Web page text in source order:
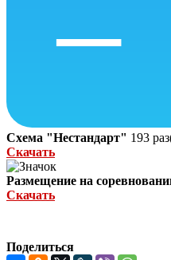
Схема "Нестандарт" 193
Скачать
Размещение на
Скачать
Поделиться